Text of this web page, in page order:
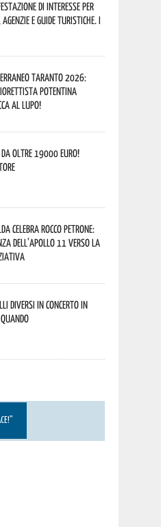
di interesse per
e Guide Turistiche. I
Taranto 2026:
potentina
al lupo!
oltre 19000 Euro!
celebra Rocco Petrone:
dell’Apollo 11 verso la
DiVersi in concerto in